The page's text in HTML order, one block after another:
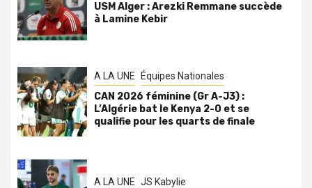
USM Alger : Arezki Remmane succède
à Lamine Kebir
A LA UNE Équipes Nationales
CAN 2026 féminine (Gr A-J3) :
L’Algérie bat le Kenya 2-0 et se
qualifie pour les quarts de finale
A LA UNE JS Kabylie